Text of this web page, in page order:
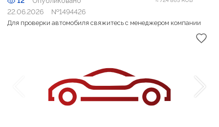
22.06.2026
№1494426
Для проверки автомобиля свяжитесь с менеджером компании